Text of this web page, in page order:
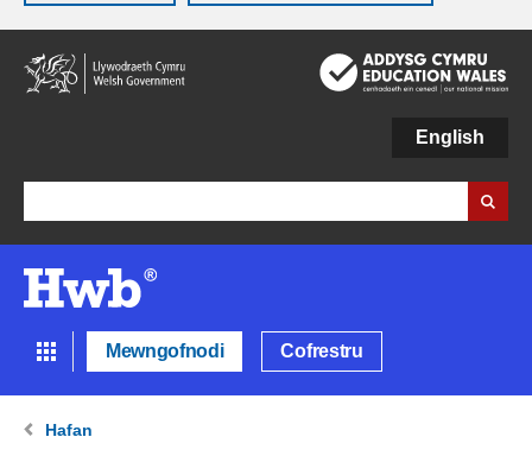
Neidio
i'r
prif
English
Mewngofnodi Cofrestru
Hafan